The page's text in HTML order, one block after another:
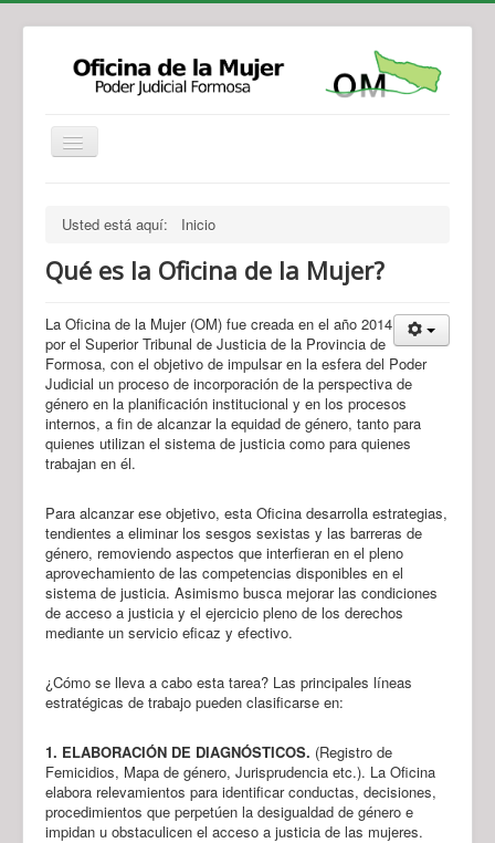
Legislación
Novedades
Recursos y Servicios de Atención
Contacto
Usted está aquí: Inicio
Qué es la Oficina de la Mujer?
La Oficina de la Mujer (OM) fue creada en el año 2014
por el Superior Tribunal de Justicia de la Provincia de
Formosa, con el objetivo de impulsar en la esfera del Poder
Judicial un proceso de incorporación de la perspectiva de
género en la planificación institucional y en los procesos
internos, a fin de alcanzar la equidad de género, tanto para
quienes utilizan el sistema de justicia como para quienes
trabajan en él.
Para alcanzar ese objetivo, esta Oficina desarrolla estrategias,
tendientes a eliminar los sesgos sexistas y las barreras de
género, removiendo aspectos que interfieran en el pleno
aprovechamiento de las competencias disponibles en el
sistema de justicia. Asimismo busca mejorar las condiciones
de acceso a justicia y el ejercicio pleno de los derechos
mediante un servicio eficaz y efectivo.
¿Cómo se lleva a cabo esta tarea? Las principales líneas
estratégicas de trabajo pueden clasificarse en:
1. ELABORACIÓN DE DIAGNÓSTICOS. (Registro de
Femicidios, Mapa de género, Jurisprudencia etc.). La Oficina
elabora relevamientos para identificar conductas, decisiones,
procedimientos que perpetúen la desigualdad de género e
impidan u obstaculicen el acceso a justicia de las mujeres.